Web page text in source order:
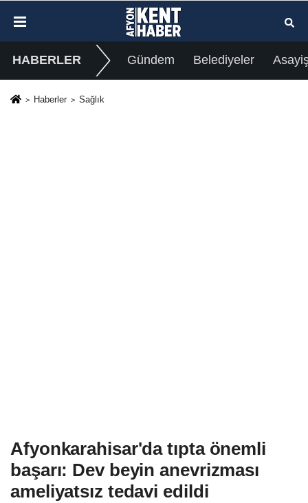
HABERLER Gündem Belediyeler
Haberler Sağlık
Afyonkarahisar'da tıpta önemli
başarı: Dev beyin anevrizması
ameliyatsız tedavi edildi